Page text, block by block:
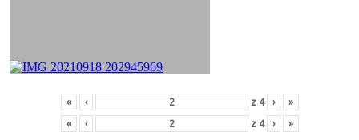
« ‹ z 4 › »
« ‹ z 4 › »